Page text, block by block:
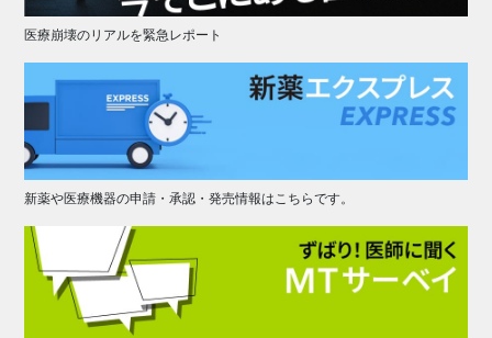
医療崩壊のリアルを緊急レポート
新薬や医療機器の申請・承認・発売情報はこちらです。